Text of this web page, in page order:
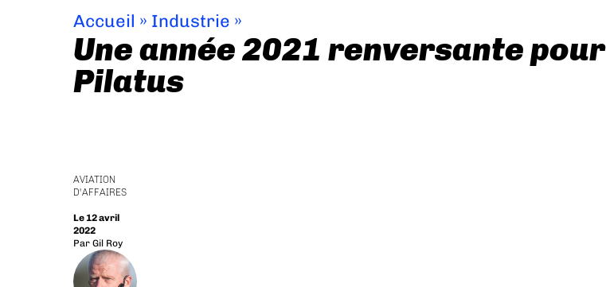
Accueil » Industrie »
Une année 2021 renversante pour
Pilatus
AVIATION
D'AFFAIRES
Le 12 avril
2022
Par Gil Roy